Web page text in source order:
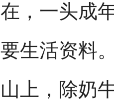
在，一头成
要生活资料
山上，除奶